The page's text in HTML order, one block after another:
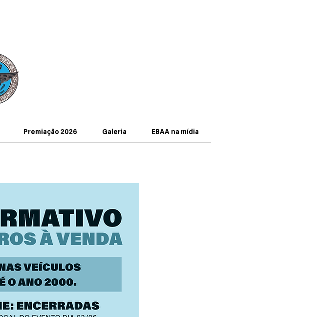
Premiação 2026 Galeria EBAA na mídia